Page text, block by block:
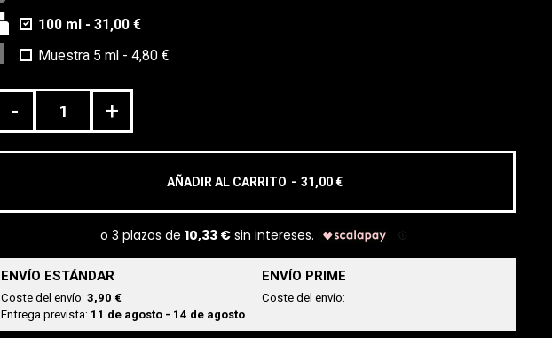
100 ml - 31,00 €
Muestra 5 ml - 4,80 €
- +
AÑADIR AL CARRITO - 31,00 €
ENVÍO ESTÁNDAR
Coste del envío: 3,90 €
Entrega prevista: 11 de agosto - 14 de agosto
ENVÍO PRIME
Coste del envío: